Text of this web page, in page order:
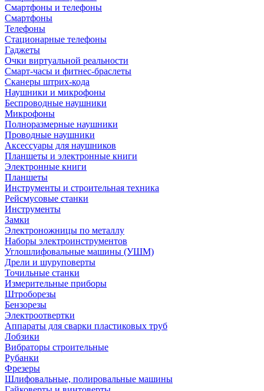
Смартфоны и телефоны
Смартфоны
Телефоны
Стационарные телефоны
Гаджеты
Очки виртуальной реальности
Смарт-часы и фитнес-браслеты
Сканеры штрих-кода
Наушники и микрофоны
Беспроводные наушники
Микрофоны
Полноразмерные наушники
Проводные наушники
Аксессуары для наушников
Планшеты и электронные книги
Электронные книги
Планшеты
Инструменты и строительная техника
Рейсмусовые станки
Инструменты
Замки
Электроножницы по металлу
Наборы электроинструментов
Углошлифовальные машины (УШМ)
Дрели и шуруповерты
Точильные станки
Измерительные приборы
Штроборезы
Бензорезы
Электроотвертки
Аппараты для сварки пластиковых труб
Лобзики
Вибраторы строительные
Рубанки
Фрезеры
Шлифовальные, полировальные машины